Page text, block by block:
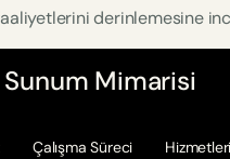
derinlemesine
Sunum Mimarisi
Çalışma Süreci